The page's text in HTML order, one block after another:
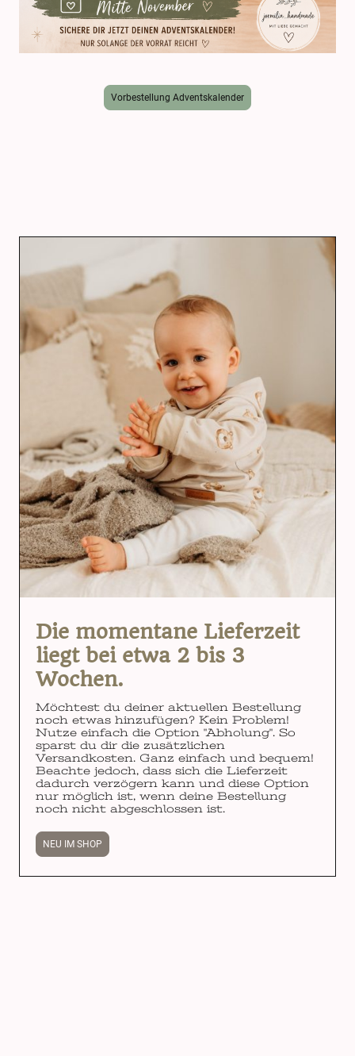
Vorbestellung Adventskalender
Die momentane Lieferzeit
liegt bei etwa 2 bis 3
Wochen.
Möchtest du deiner aktuellen Bestellung
noch etwas hinzufügen? Kein Problem!
Nutze einfach die Option "Abholung". So
sparst du dir die zusätzlichen
Versandkosten. Ganz einfach und bequem!
Beachte jedoch, dass sich die Lieferzeit
dadurch verzögern kann und diese Option
nur möglich ist, wenn deine Bestellung
noch nicht abgeschlossen ist.
NEU IM SHOP